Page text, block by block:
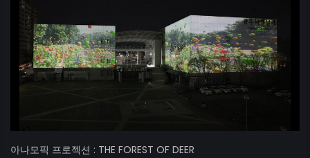
아나모픽 프로젝션 : THE FOREST OF DEER